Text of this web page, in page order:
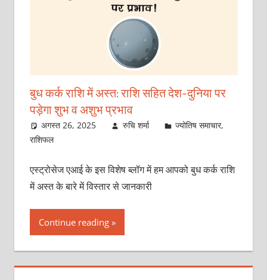
बुध कर्क राशि में अस्त: राशि सहित देश-दुनिया पर
पड़ेगा शुभ व अशुभ प्रभाव
अगस्त 26, 2025 रुचि शर्मा ज्योतिष समाचार,
राशिफल
एस्ट्रोसेज एआई के इस विशेष ब्लॉग में हम आपको बुध कर्क राशि
में अस्त के बारे में विस्तार से जानकारी
Continue reading